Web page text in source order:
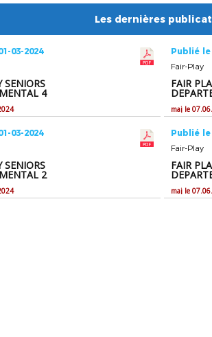
Les dernières
03-2024
SENIORS
4
Publié le
Fair-Play
FAIR
maj le
03-2024
SENIORS
2
Publié le
Fair-Play
FAIR
maj le